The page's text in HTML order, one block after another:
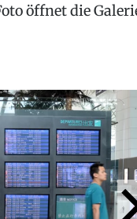
öffnet die